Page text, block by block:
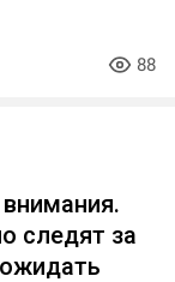
88
следят за